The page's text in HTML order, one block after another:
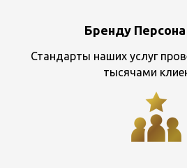
Бренду Персона
Стандарты наших услуг
тысячами